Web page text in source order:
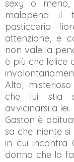
sexy o
malapena il
pasticceria
attenzione, e
non vale la
è più che felice
Alto,
che lui stia
avvicinarsi a lei.
Gaston è
sa che niente
in cui incontra
donna che lo